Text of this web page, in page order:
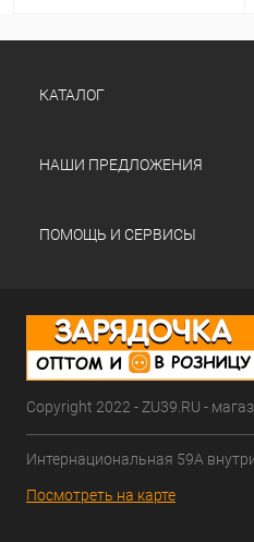
КАТАЛОГ
НАШИ ПРЕДЛОЖЕНИЯ
ПОМОЩЬ И СЕРВИСЫ
Copyright 2022 - ZU39.RU -
Интернациональная 59А
Посмотреть на карте